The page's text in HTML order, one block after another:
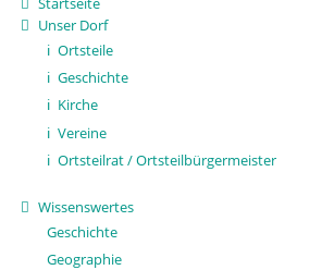
Unser Dorf
Ortsteile
Geschichte
Kirche
Vereine
Ortsteilrat / Ortsteilbürgermeister
Wissenswertes
Geschichte
Geographie